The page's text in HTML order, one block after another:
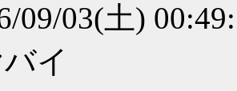
09/03(土)
イ